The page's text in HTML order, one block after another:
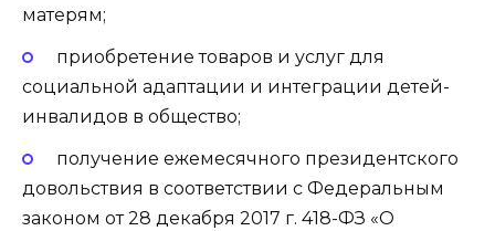
матерям;
приобретение товаров и услуг для
социальной адаптации и интеграции детей-
инвалидов в общество;
получение ежемесячного президентского
довольствия в соответствии с Федеральным
законом от 28 декабря 2017 г. 418-ФЗ «О